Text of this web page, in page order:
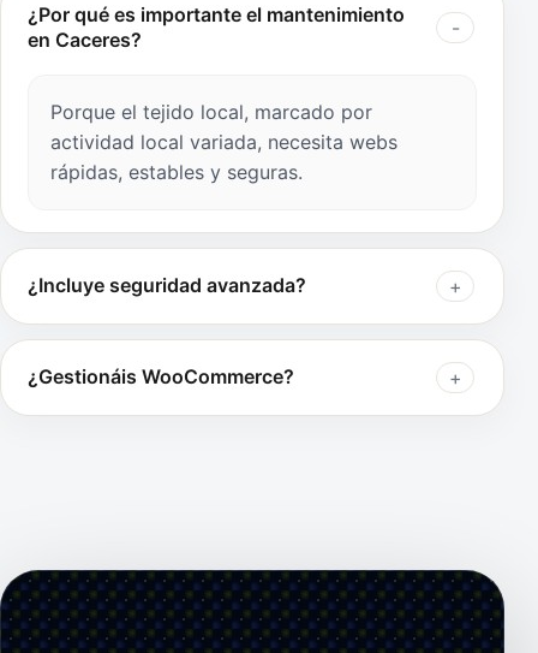
¿Por qué es importante el mantenimiento
en Caceres?
Porque el tejido local, marcado por
actividad local variada, necesita webs
rápidas, estables y seguras.
¿Incluye seguridad avanzada?
¿Gestionáis WooCommerce?